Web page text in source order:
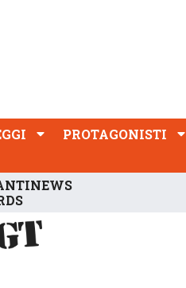
PROTAGONISTI